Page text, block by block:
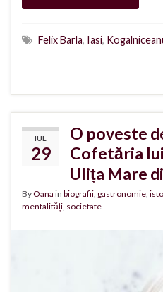
Felix Barla, Iasi,
IUL.
29
O poveste
Cofetăria
Ulița Mare
ByOana in biografii gastronomie
mentalități societate